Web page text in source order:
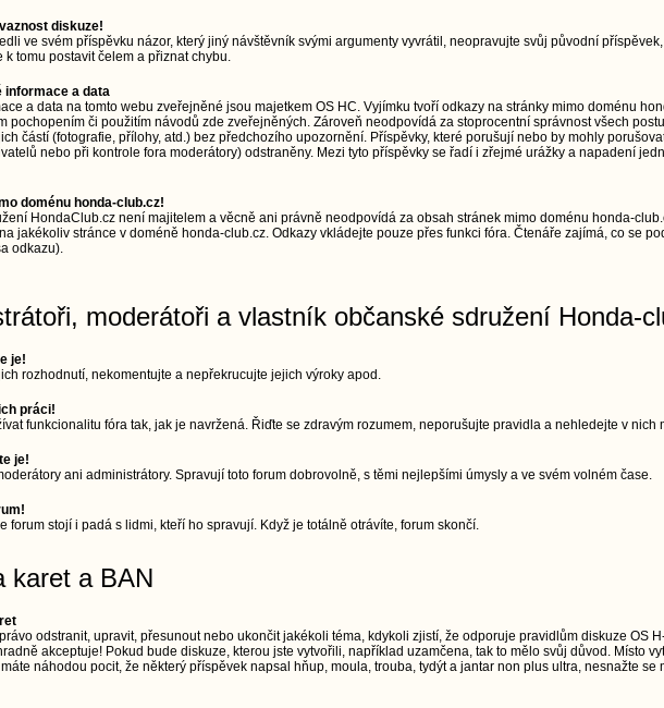
diskuze!
ve svém příspěvku názor, který jiný návštěvník svými argumenty vyvrátil, neopravujte svůj původní
k tomu postavit čelem a přiznat chybu.
informace a data
a data na tomto webu zveřejněné jsou majetkem OS HC. Vyjímku tvoří odkazy na stránky mimo doménu
pochopením či použitím návodů zde zveřejněných. Zároveň neodpovídá za stoprocentní správnost všech
částí (fotografie, přílohy, atd.) bez předchozího upozornění. Příspěvky, které porušují nebo by mohly
nebo při kontrole fora moderátory) odstraněny. Mezi tyto příspěvky se řadí i zřejmé urážky a napadení
doménu honda-club.cz!
HondaClub.cz není majitelem a věcně ani právně neodpovídá za obsah stránek mimo doménu honda-
jakékoliv stránce v doméně honda-club.cz. Odkazy vkládejte pouze přes funkci fóra. Čtenáře zajímá, co se
odkazu).
moderátoři a vlastník občanské sdružení Honda-
je!
rozhodnutí, nekomentujte a nepřekrucujte jejich výroky apod.
práci!
funkcionalitu fóra tak, jak je navržená. Řiďte se zdravým rozumem, neporušujte pravidla a nehledejte v nich
je!
ani administrátory. Spravují toto forum dobrovolně, s těmi nejlepšími úmysly a ve svém volném čase.
forum stojí i padá s lidmi, kteří ho spravují. Když je totálně otrávíte, forum skončí.
karet a BAN
odstranit, upravit, přesunout nebo ukončit jakékoli téma, kdykoli zjistí, že odporuje pravidlům diskuze OS
akceptuje! Pokud bude diskuze, kterou jste vytvořili, například uzamčena, tak to mělo svůj důvod. Místo
náhodou pocit, že některý příspěvek napsal hňup, moula, trouba, tydýt a jantar non plus ultra, nesnažte se